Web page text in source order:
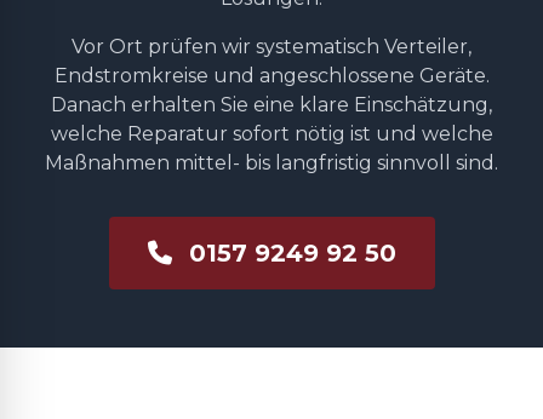
Vor Ort prüfen wir systematisch Verteiler,
Endstromkreise und angeschlossene Geräte.
Danach erhalten Sie eine klare Einschätzung,
welche Reparatur sofort nötig ist und welche
Maßnahmen mittel- bis langfristig sinnvoll sind.
0157 9249 92 50